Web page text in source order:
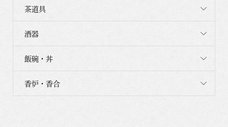
茶道具
酒器
飯碗・丼
香炉・香合